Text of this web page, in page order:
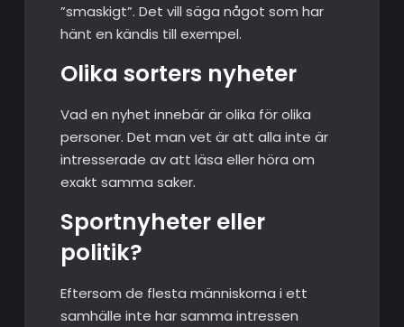
”smaskigt”. Det vill säga något som har
hänt en kändis till exempel.
Olika sorters nyheter
Vad en nyhet innebär är olika för olika
personer. Det man vet är att alla inte är
intresserade av att läsa eller höra om
exakt samma saker.
Sportnyheter eller
politik?
Eftersom de flesta människorna i ett
samhälle inte har samma intressen